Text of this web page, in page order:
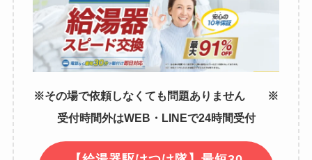
※その場で依頼しなくても問題ありません ※
受付時間外はWEB・LINEで24時間受付